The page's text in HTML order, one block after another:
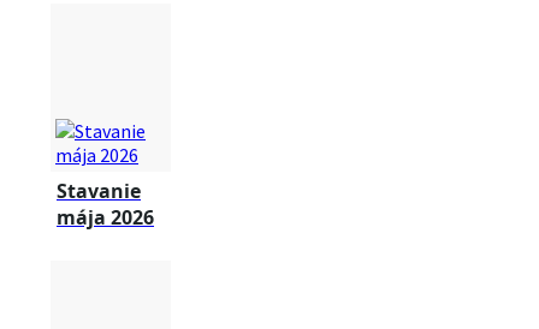
Stavanie
mája 2026